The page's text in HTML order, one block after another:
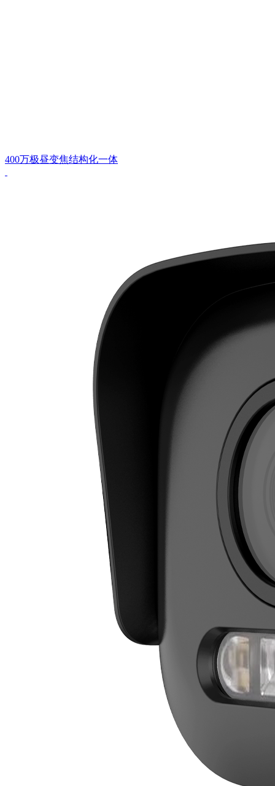
400万极昼变焦结构化一体